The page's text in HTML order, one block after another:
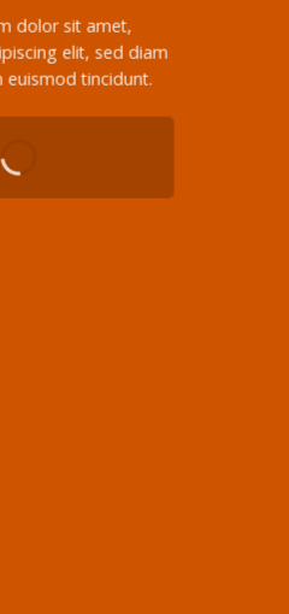
dolor sit amet,
elit, sed diam
euismod tincidunt.